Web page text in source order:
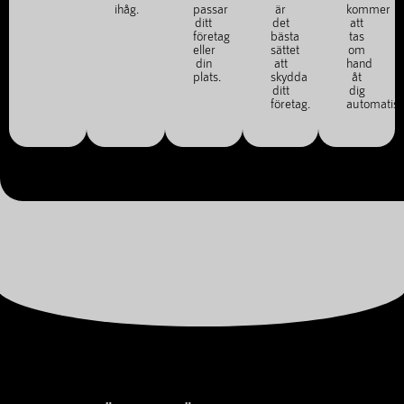
ihåg.
passar
ditt
företag
eller
din
plats.
är
det
bästa
sättet
att
skydda
ditt
företag.
kommer
att
tas
om
hand
åt
dig